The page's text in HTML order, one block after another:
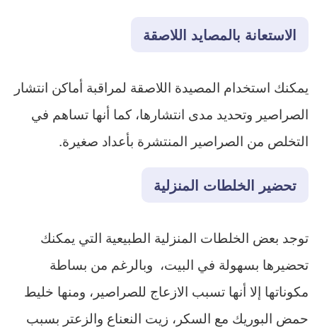
الاستعانة بالمصايد اللاصقة
يمكنك استخدام المصيدة اللاصقة لمراقبة أماكن انتشار
الصراصير وتحديد مدى انتشارها، كما أنها تساهم في
التخلص من الصراصير المنتشرة بأعداد صغيرة.
تحضير الخلطات المنزلية
توجد بعض الخلطات المنزلية الطبيعية التي يمكنك
تحضيرها بسهولة في البيت، وبالرغم من بساطة
مكوناتها إلا أنها تسبب الازعاج للصراصير، ومنها خليط
حمض البوريك مع السكر، زيت النعناع والزعتر بسبب